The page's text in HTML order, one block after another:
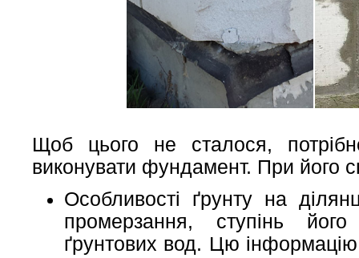
Щоб цього не сталося,
виконувати фундамент. При його
Особливості ґрунту на
промерзання, ступінь його
ґрунтових вод. Цю інформацію